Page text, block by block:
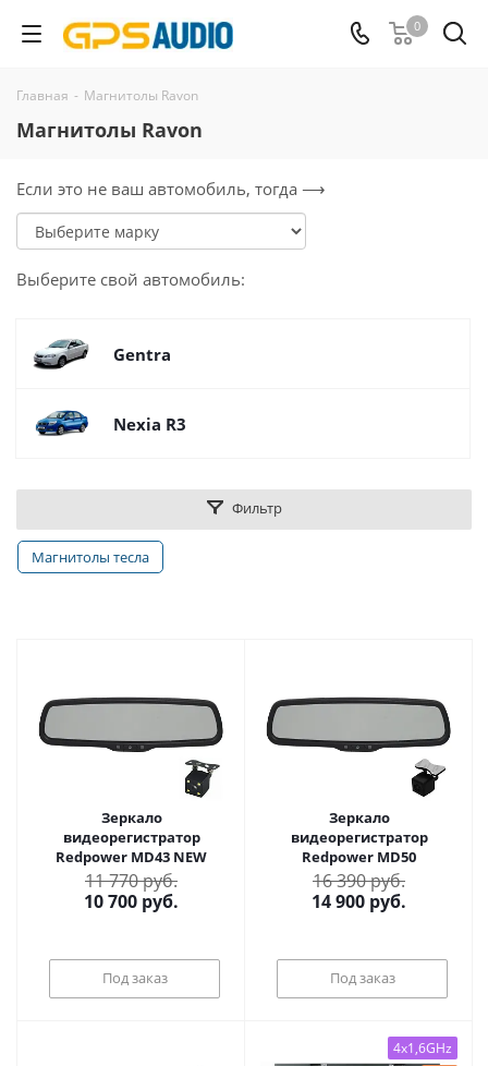
0
Главная - Магнитолы Ravon
Магнитолы Ravon
Если это не ваш автомобиль, тогда ⟶
Выберите свой автомобиль:
Gentra
Nexia R3
Фильтр
Магнитолы тесла
Зеркало
видеорегистратор
Redpower MD43 NEW
11 770 руб.
10 700 руб.
Под заказ
Зеркало
видеорегистратор
Redpower MD50
16 390 руб.
14 900 руб.
Под заказ
4x1,6GHz